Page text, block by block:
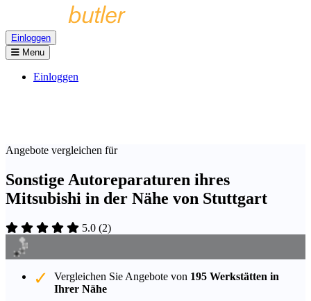
Einloggen
Menu
Einloggen
Angebote vergleichen für
Sonstige Autoreparaturen ihres
Mitsubishi in der Nähe von Stuttgart
5.0 (2)
Vergleichen Sie Angebote von 195 Werkstätten in
Ihrer Nähe